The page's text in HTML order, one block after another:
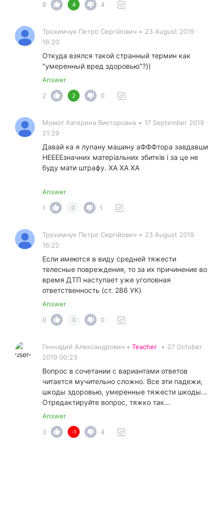
8
4 4
Трохимчук Петро Сергійович • 23 August 2019
16:20
Откуда взялся такой странный термин как
"умеренный вред здоровью"?))
Answer
2
2 0
Момот Катерина Викторовна • 17 September 2019
21:29
Давай ка я лупану машину аФФФтора завдавши
НЕЕЕЕзначних матеріальних збитків і за це не
буду мати штрафу. ХА ХА ХА
Answer
1
0 1
Трохимчук Петро Сергійович • 23 August 2019
16:22
Если имеются в виду средней тяжести
телесные повреждения, то за их причинение во
время ДТП наступает уже уголовная
ответственность (ст. 286 УК)
Answer
0
0 0
Геннадий Александрович • Teacher • 27 October
2019 00:23
Вопрос в сочетании с вариантами ответов
читается мучительно сложно. Все эти падежи,
шкоды здоровью, умеренные тяжести шкоды...
Отредактируйте вопрос, тяжко так...
Answer
3
-1 4